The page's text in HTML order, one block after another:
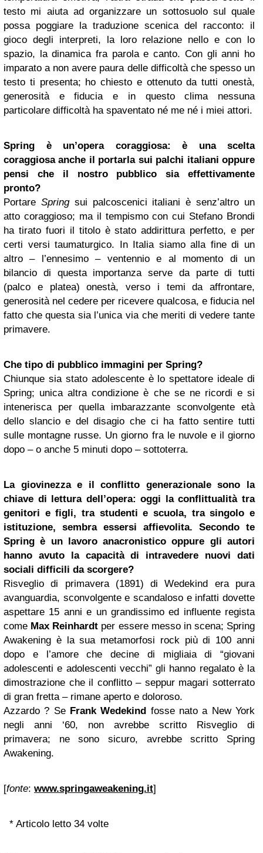
testo mi aiuta ad organizzare un sottosuolo sul quale
possa poggiare la traduzione scenica del racconto: il
gioco degli interpreti, la loro relazione nello e con lo
spazio, la dinamica fra parola e canto. Con gli anni ho
imparato a non avere paura delle difficoltà che spesso un
testo ti presenta; ho chiesto e ottenuto da tutti onestà,
generosità e fiducia e in questo clima nessuna
particolare difficoltà ha spaventato né me né i miei attori.
Spring è un’opera coraggiosa: è una scelta
coraggiosa anche il portarla sui palchi italiani oppure
pensi che il nostro pubblico sia effettivamente
pronto?
Portare Springsui palcoscenici italiani è senz’altro un
atto coraggioso; ma il tempismo con cui Stefano Brondi
ha tirato fuori il titolo è stato addirittura perfetto, e per
certi versi taumaturgico. In Italia siamo alla fine di un
altro – l’ennesimo – ventennio e al momento di un
bilancio di questa importanza serve da parte di tutti
(palco e platea) onestà, verso i temi da affrontare,
generosità nel cedere per ricevere qualcosa, e fiducia nel
fatto che questa sia l’unica via che meriti di vedere tante
primavere.
Che tipo di pubblico immagini per Spring?
Chiunque sia stato adolescente è lo spettatore ideale di
Spring; unica altra condizione è che se ne ricordi e si
intenerisca per quella imbarazzante sconvolgente età
dello slancio e del disagio che ci ha fatto sentire tutti
sulle montagne russe. Un giorno fra le nuvole e il giorno
dopo – o anche 5 minuti dopo – sottoterra.
La giovinezza e il conflitto generazionale sono la
chiave di lettura dell’opera: oggi la conflittualità tra
genitori e figli, tra studenti e scuola, tra singolo e
istituzione, sembra essersi affievolita. Secondo te
Spring è un lavoro anacronistico oppure gli autori
hanno avuto la capacità di intravedere nuovi dati
sociali difficili da scorgere?
Risveglio di primavera (1891) di Wedekind era pura
avanguardia, sconvolgente e scandaloso e infatti dovette
aspettare 15 anni e un grandissimo ed influente regista
come Max Reinhardt per essere messo in scena; Spring
Awakening è la sua metamorfosi rock più di 100 anni
dopo e l’amore che decine di migliaia di “giovani
adolescenti e adolescenti vecchi” gli hanno regalato è la
dimostrazione che il conflitto – seppur magari sotterrato
di gran fretta – rimane aperto e doloroso.
Azzardo ? Se Frank Wedekind fosse nato a New York
negli anni ‘60, non avrebbe scritto Risveglio di
primavera; ne sono sicuro, avrebbe scritto Spring
Awakening.
[fonte: www.springaweakening.it]
* Articolo letto 34 volte